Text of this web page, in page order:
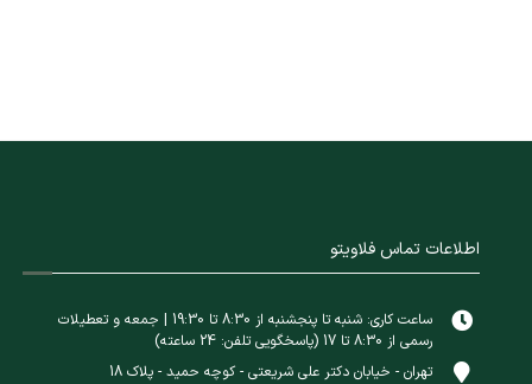
اطلاعات تماس فلاویتو
ساعت کاری: شنبه تا پنجشنبه از 8:30 تا 19:30 | جمعه و تعطیلات
رسمی از 8:30 تا 17 (پاسخگویی تلفن: 24 ساعته)
تهران - خیابان دکتر علی شریعتی - کوچه حمید - پلاک 18